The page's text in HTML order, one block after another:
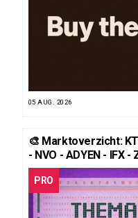
05 AUG. 2026
🎨 Marktoverzicht:
- NVO - ADYEN - IFX
PRO